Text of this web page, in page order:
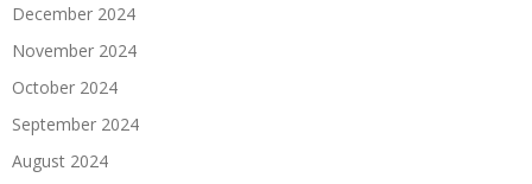
December 2024
November 2024
October 2024
September 2024
August 2024